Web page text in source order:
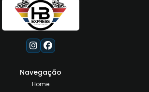
Navegação
Home